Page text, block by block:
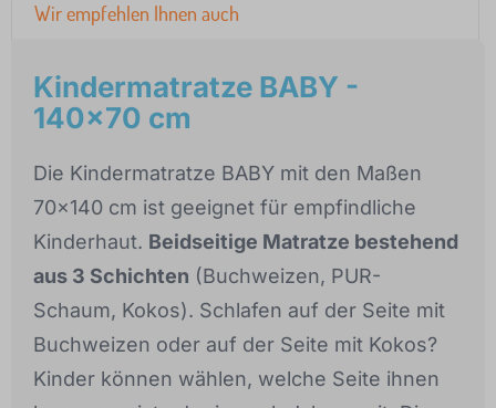
Wir empfehlen Ihnen auch
Kindermatratze BABY -
140x70 cm
Die Kindermatratze BABY mit den Maßen
70x140 cm ist geeignet für empfindliche
Kinderhaut. Beidseitige Matratze bestehend
aus 3 Schichten (Buchweizen, PUR-
Schaum, Kokos). Schlafen auf der Seite mit
Buchweizen oder auf der Seite mit Kokos?
Kinder können wählen, welche Seite ihnen